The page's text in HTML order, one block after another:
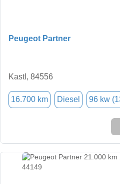
Peugeot Partner
Kastl, 84556
16.700 km Diesel 96 kw